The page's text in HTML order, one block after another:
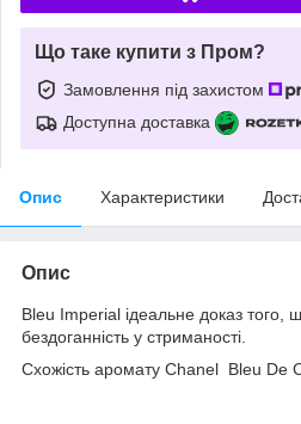
Що таке купити з Пром?
Замовлення під захистом
Доступна доставка
Опис Характеристики
Опис
Bleu Imperial ідеальне доказ того,
бездоганність у стриманості.
Схожість аромату Chanel Bleu De